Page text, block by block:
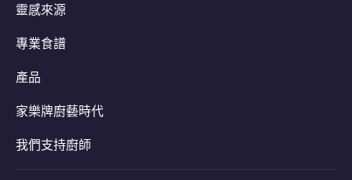
靈感來源
專業食譜
產品
家樂牌廚藝時代
我們支持廚師